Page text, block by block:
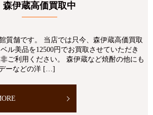
森伊蔵高価買取中
質舗です。 当店では只今、森伊蔵高価買取
ル美品を12500円でお買取させていただき
ご利用ください。 森伊蔵など焼酎の他にも
ーなどの洋 […]